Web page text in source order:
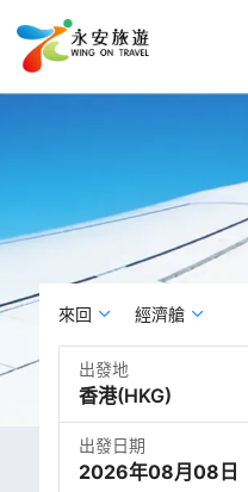
來回 經濟艙
出發地
出發日期
2026年08月08日